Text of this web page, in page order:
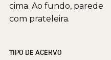
cima. Ao fundo, parede
com prateleira.
TIPO DE ACERVO